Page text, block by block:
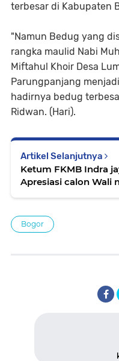
terbesar di Kabupaten
"Namun Bedug yang
rangka maulid Nabi
Miftahul Khoir Desa
Parungpanjang
hadirnya bedug
Ridwan. (Hari).
Artikel Selanjutnya
Ketum FKMB Indra
Apresiasi calon Wali
Bogor